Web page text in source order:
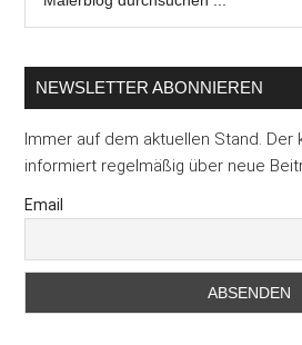
durchsuchen
NEWSLETTER ABONNIEREN
Immer auf dem aktuellen Stand.
informiert regelmäßig über neue
Email